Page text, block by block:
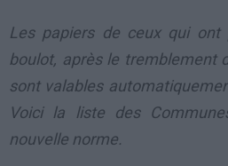
Les papiers de ceux qui
boulot, après le tremblement
sont valables
Voici la liste des
nouvelle norme.